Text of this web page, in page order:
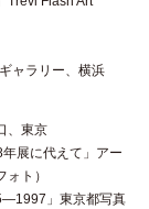
ャラリー、横浜
、東京
展に代えて」アー
ト）
」東京都写真